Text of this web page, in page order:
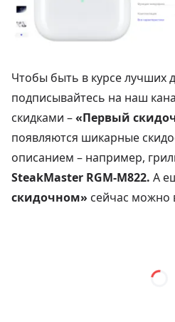
Чтобы быть в курсе лучших
подписывайтесь на наш
скидками –«Первый
появляются шикарные
описанием – например,
SteakMaster RGM-M822. А
скидочном» сейчас можно